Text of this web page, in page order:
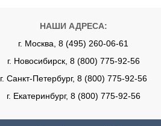
НАШИ АДРЕСА:
г. Москва, 8 (495) 260-06-61
г. Новосибирск, 8 (800) 775-92-56
г. Санкт-Петербург, 8 (800) 775-92-56
г. Екатеринбург, 8 (800) 775-92-56